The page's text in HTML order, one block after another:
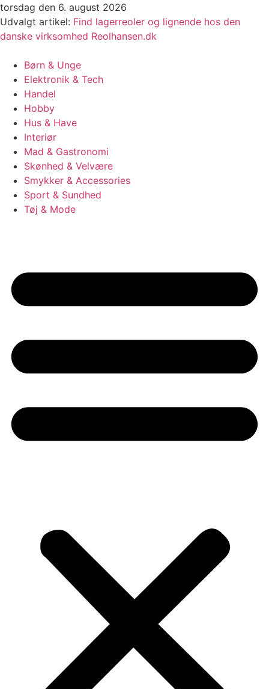
Videre
til
indhold
torsdag den 6. august 2026
Udvalgt artikel: Find lagerreoler og lignende hos den
danske virksomhed Reolhansen.dk
Børn & Unge
Elektronik & Tech
Handel
Hobby
Hus & Have
Interiør
Mad & Gastronomi
Skønhed & Velvære
Smykker & Accessories
Sport & Sundhed
Tøj & Mode